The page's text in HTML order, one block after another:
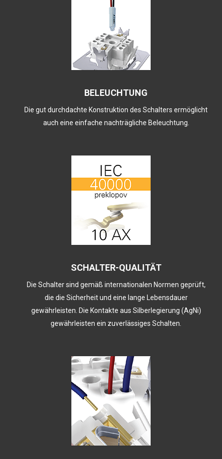
BELEUCHTUNG
Die gut durchdachte Konstruktion des Schalters ermöglicht
auch eine einfache nachträgliche Beleuchtung.
SCHALTER-QUALITÄT
Die Schalter sind gemäß internationalen Normen geprüft,
die die Sicherheit und eine lange Lebensdauer
gewährleisten. Die Kontakte aus Silberlegierung (AgNi)
gewährleisten ein zuverlässiges Schalten.